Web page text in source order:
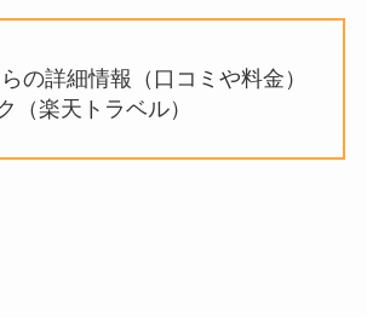
の詳細情報（口コミや料金）
（楽天トラベル）